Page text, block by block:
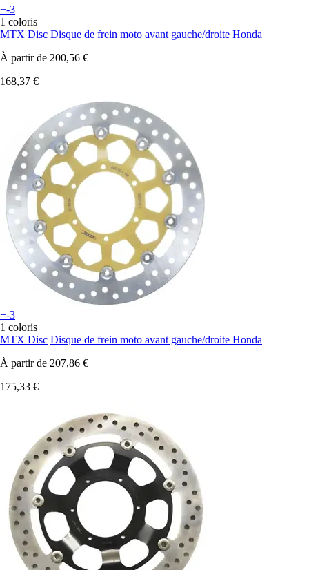
+-3
1 coloris
MTX Disc Disque de frein moto avant gauche/droite Honda
À partir de 200,56 €
168,37 €
+-3
1 coloris
MTX Disc Disque de frein moto avant gauche/droite Honda
À partir de 207,86 €
175,33 €